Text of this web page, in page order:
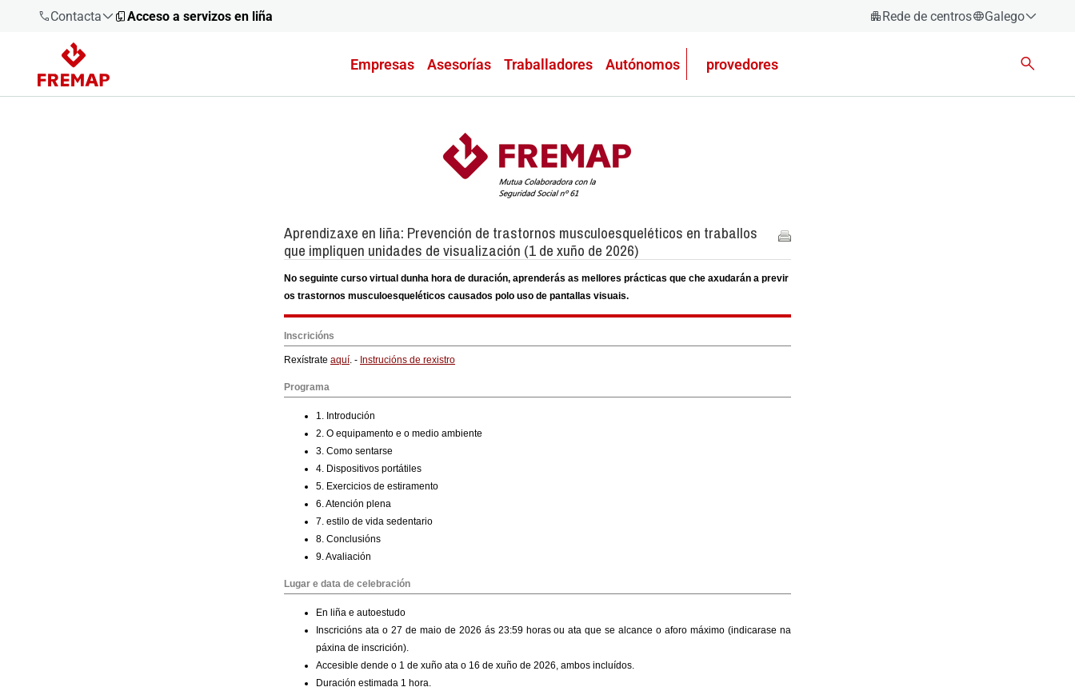
Contacta
900 61 00
61
Acceso a servizos en liña Rede de centros
Galego
Empresas Asesorías Traballadores Autónomos provedores